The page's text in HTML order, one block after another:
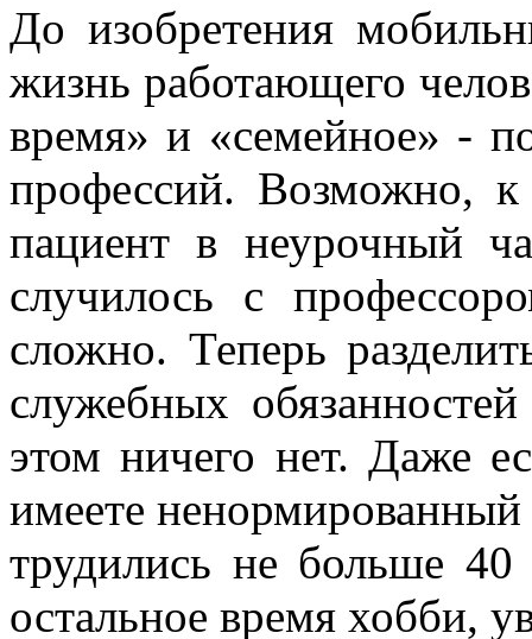
До изобретения
жизнь работающего
время» и «семейное» -
профессий. Возможно, к
пациент в неурочный
случилось с
сложно. Теперь
служебных
этом ничего нет. Даже
имеете
трудились не больше
остальное время хобби,